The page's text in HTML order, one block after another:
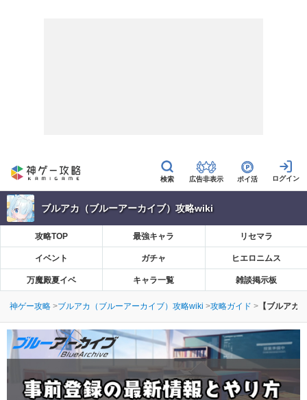
広告非表示 ポイ活
ブルアカ（ブルーアーカイブ）攻略wiki
攻略TOP 最強キャラ リセマラ
イベント ガチャ ヒエロニムス
万魔殿夏イベ キャラ一覧 雑談掲示板
神ゲー攻略 ブルアカ（ブルーアーカイブ）攻略wiki 攻略ガイド 【ブルアカ